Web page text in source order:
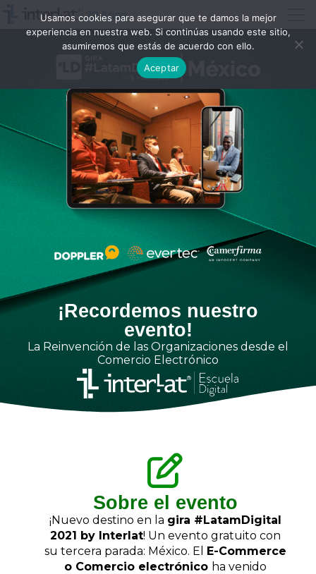
¡Recordemos nuestro
evento!
La Reinvención de las Organizaciones desde el
Comercio Electrónico
Sobre el evento
¡Nuevo destino en la gira #LatamDigital
2021 by Interlat! Un evento gratuito con
su tercera parada: México. El E-Commerce
o Comercio electrónico ha venido
Usamos cookies para asegurar que te damos la mejor
experiencia en nuestra web. Si continúas usando este sitio,
asumiremos que estás de acuerdo con ello.
Aceptar